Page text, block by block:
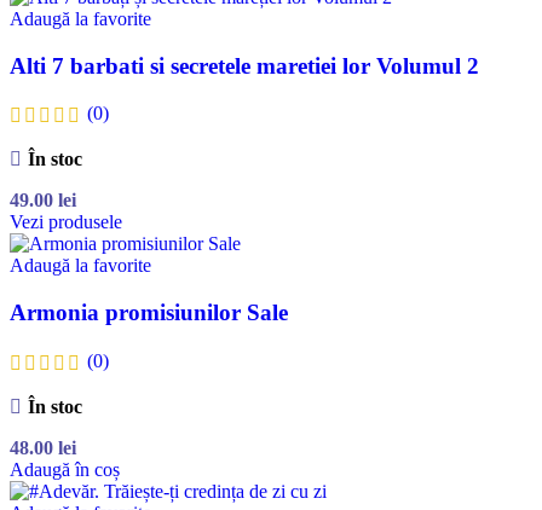
Adaugă la favorite
Alti 7 barbati si secretele maretiei lor Volumul 2
(0)
În stoc
49.00 lei
Vezi produsele
Adaugă la favorite
Armonia promisiunilor Sale
(0)
În stoc
48.00 lei
Adaugă în coș